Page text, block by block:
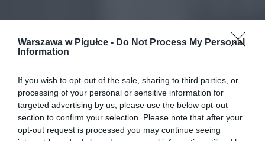
Warszawa w Pigułce - Do Not Process My Personal
Information
If you wish to opt-out of the sale, sharing to third parties, or
processing of your personal or sensitive information for
targeted advertising by us, please use the below opt-out
section to confirm your selection. Please note that after your
opt-out request is processed you may continue seeing